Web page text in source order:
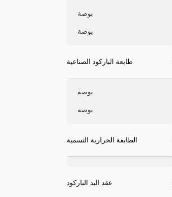
بوصة
بوصة
طابعة الباركود الصناعية
بوصة
بوصة
الطابعة الحرارية التسمية
عقد اليد الباركود